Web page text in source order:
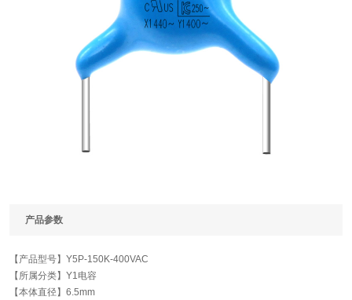
产品参数
【产品型号】 Y5P-150K-400VAC
【所属分类】 Y1电容
【本体直径】 6.5mm